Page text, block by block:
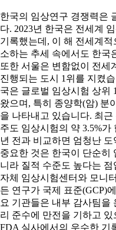
한국의 임상연구 경쟁력은
다. 2023년 한국은 전세계
기록했는데, 이 해 전세계
소하는 추세 속에서도 한국
또한 서울은 변함없이 전세
진행되는 도시 1위를 지켰
국은 글로벌 임상시험 상위
왔으며, 특히 종양학(암) 분
을 나타내고 있습니다. 최
주도 임상시험의 약 3.5%
년 전과 비교하면 엄청난 도
중요한 것은 한국이 단순히
니라 질적 수준도 높다는 점
자체 임상시험센터와 모니
든 연구가 국제 표준(GCP)
요 기관들은 내부 감사팀을
리 준수에 만전을 기하고
FDA 실사에서의 우수한 기